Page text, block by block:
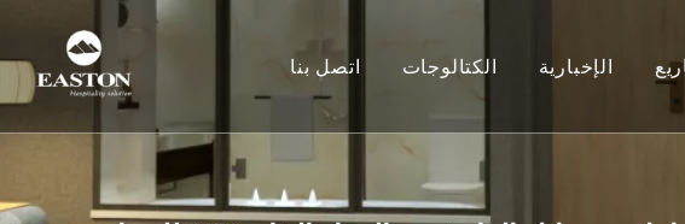
اتصل بنا الكتالوجات الإخبارية